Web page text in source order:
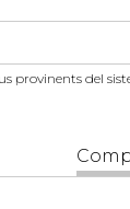
provinents del